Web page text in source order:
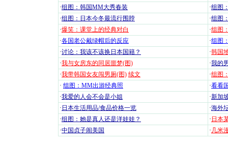
·组图：韩国MM大秀春装 ·组图
·组图：日本今冬最流行围脖 ·组图
·爆笑：课堂上的经典对白 ·组图
·各国老公戴绿帽后的反应 ·组图
·讨论：我该不该换日本国籍？ ·韩国
·我与女房东的同居噩梦(图) ·我的
·我带韩国女友闯男厕(图) 续文 ·组图
· 组图：MM出游经典照 ·看看
·我爱的人会不会是小姐 ·新加
· 日本生活用品/食品价格一览 ·海外
·组图：她是真人还是洋娃娃？ · 日本
·中国贞子闹美国 · 几米